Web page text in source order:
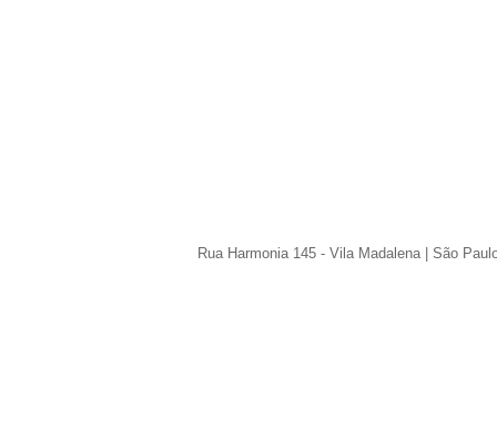
Rua Harmonia 145 - Vila Madalena | São